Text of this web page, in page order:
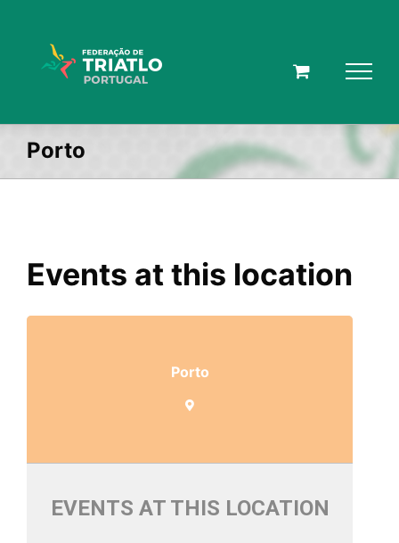
Porto
Events at this location
Porto
EVENTS AT THIS LOCATION